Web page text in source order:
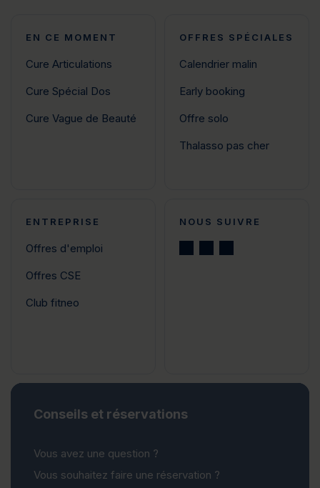
EN CE MOMENT
Cure Articulations
Cure Spécial Dos
Cure Vague de Beauté
OFFRES SPÉCIALES
Calendrier malin
Early booking
Offre solo
Thalasso pas cher
ENTREPRISE
Offres d'emploi
Offres CSE
Club fitneo
NOUS SUIVRE
Conseils et réservations
Vous avez une question ?
Vous souhaitez faire une réservation ?